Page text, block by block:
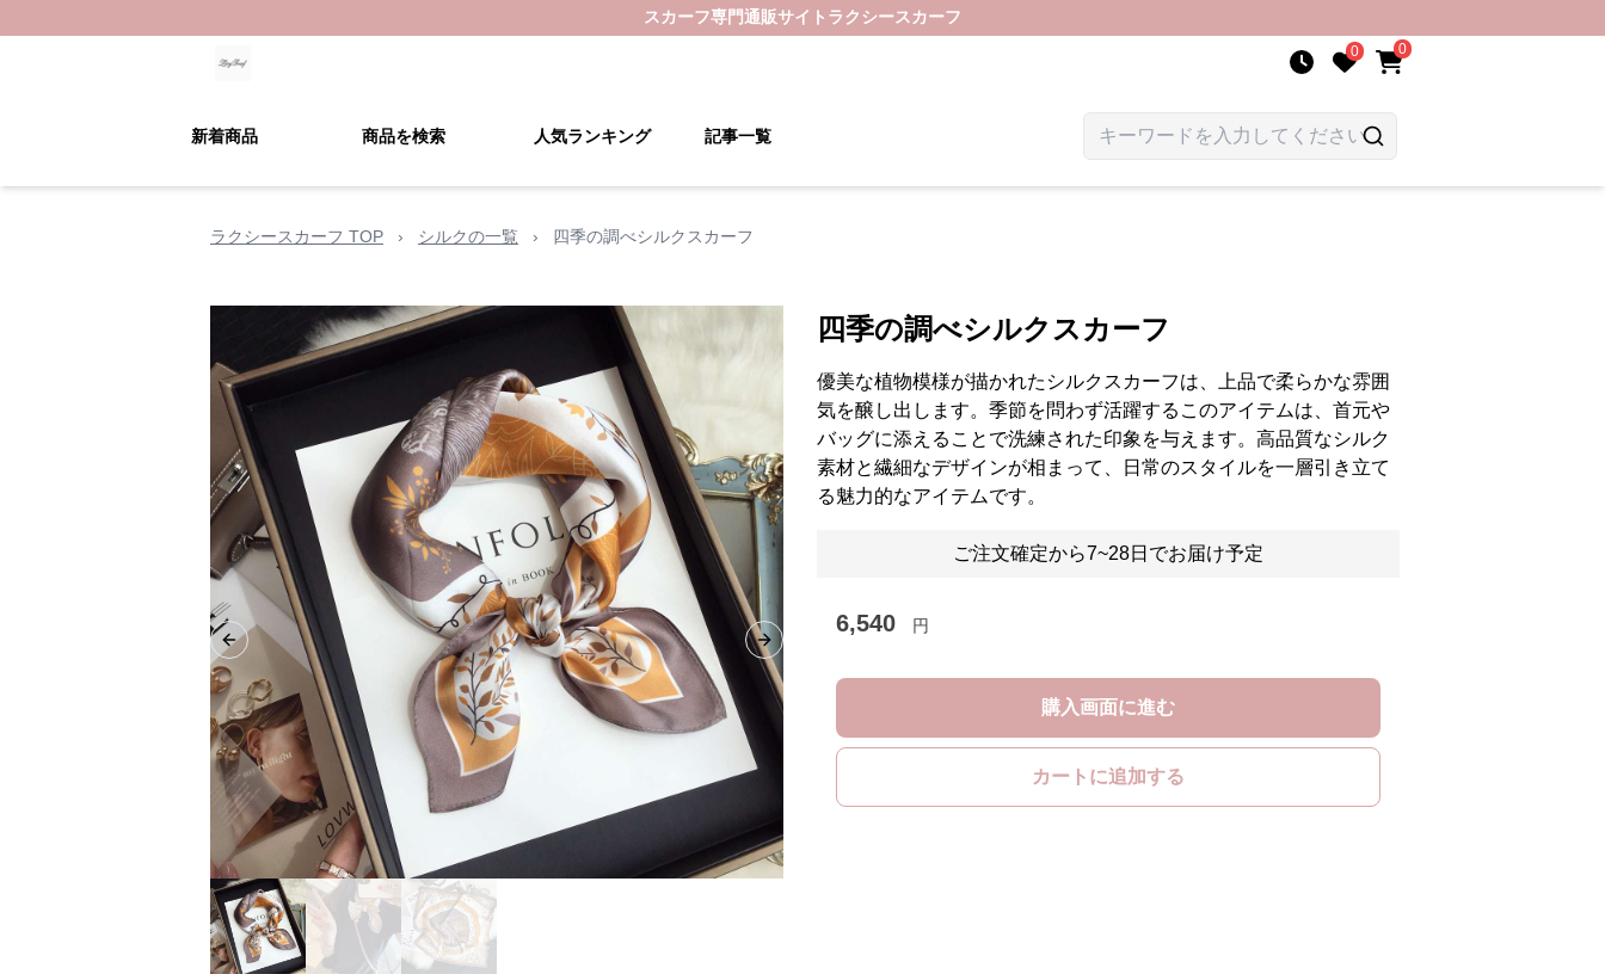
スカーフ専門通販サイト ラクシースカーフ
0 0
新着商品 商品を検索 人気ランキング 記事一覧
ラクシースカーフ TOP › シルクの一覧 › 四季の調べシルクスカーフ
Previous slide Next slide
四季の調べシルクスカーフ
優美な植物模様が描かれたシルクスカーフは、上品で柔らかな雰囲
気を醸し出します。季節を問わず活躍するこのアイテムは、首元や
バッグに添えることで洗練された印象を与えます。高品質なシルク
素材と繊細なデザインが相まって、日常のスタイルを一層引き立て
る魅力的なアイテムです。
ご注文確定から7~28日でお届け予定
6,540 円
購入画面に進む
カートに追加する